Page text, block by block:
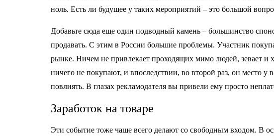
ноль. Есть ли будущее у таких мероприятий – это большой
Добавьте сюда еще один подводный камень – большинство
продавать. С этим в России большие проблемы. Участник
рынке. Ничем не привлекает проходящих мимо людей, зевает и
ничего не покупают, и впоследствии, во второй раз, он место
повлиять. В глазах рекламодателя вы привели ему просто
Заработок на товаре
Эти событие тоже чаще всего делают со свободным входом. В